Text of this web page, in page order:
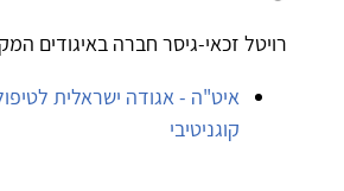
רויטל זכאי-גיסר חברה באיגודים
איט"ה - אגודה ישראלית
קוגניטיבי